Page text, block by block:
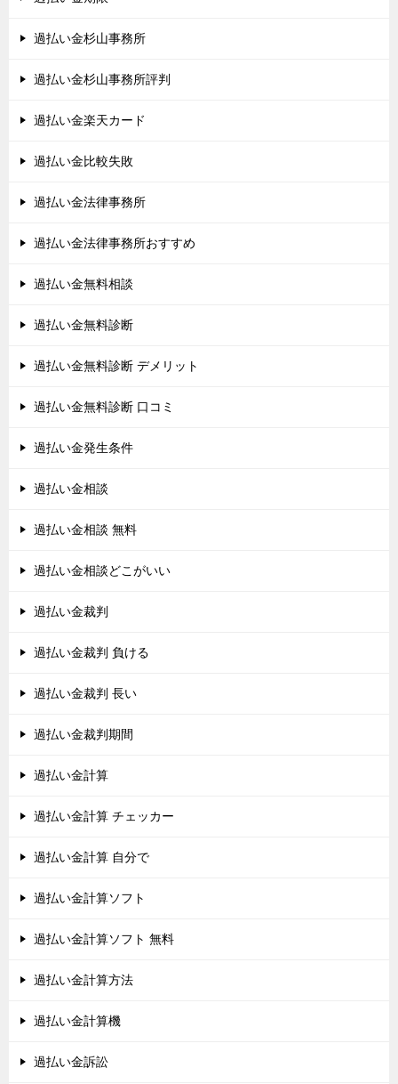
過払い金杉山事務所
過払い金杉山事務所評判
過払い金楽天カード
過払い金比較失敗
過払い金法律事務所
過払い金法律事務所おすすめ
過払い金無料相談
過払い金無料診断
過払い金無料診断 デメリット
過払い金無料診断 口コミ
過払い金発生条件
過払い金相談
過払い金相談 無料
過払い金相談どこがいい
過払い金裁判
過払い金裁判 負ける
過払い金裁判 長い
過払い金裁判期間
過払い金計算
過払い金計算 チェッカー
過払い金計算 自分で
過払い金計算ソフト
過払い金計算ソフト 無料
過払い金計算方法
過払い金計算機
過払い金訴訟